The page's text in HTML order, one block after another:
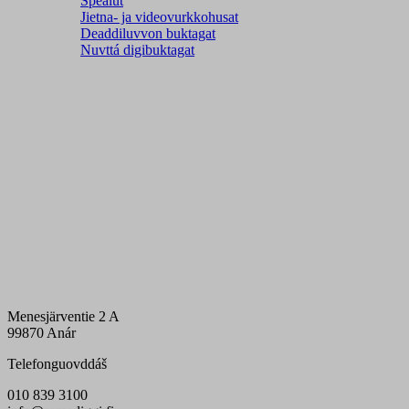
Jietna- ja videovurkkohusat
Deaddiluvvon buktagat
Nuvttá digibuktagat
Menesjärventie 2 A
99870 Anár
Telefonguovddáš
010 839 3100